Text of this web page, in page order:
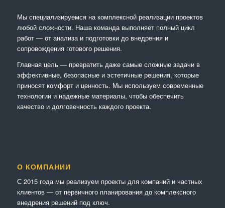
Мы специализируемся на комплексной реализации проектов
любой сложности. Наша команда выполняет полный цикл
работ — от анализа и подготовки до внедрения и
сопровождения готового решения.
Главная цель — превратить даже самые сложные задачи в
эффективные, безопасные и эстетичные решения, которые
приносят комфорт и ценность. Мы используем современные
технологии и надежные материалы, чтобы обеспечить
качество и долговечность каждого проекта.
О КОМПАНИИ
С 2015 года мы реализуем проекты для компаний и частных
клиентов — от первичного планирования до комплексного
внедрения решений под ключ.